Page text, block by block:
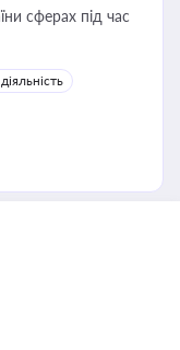
сферах під час